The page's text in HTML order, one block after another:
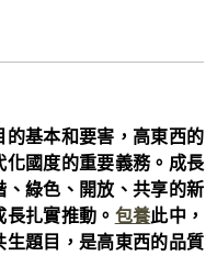
基本和要害，高東西的
國度的重要義務。成長
綠色、開放、共享的新
扎實推動。 包養此中，
題目，是高東西的品質